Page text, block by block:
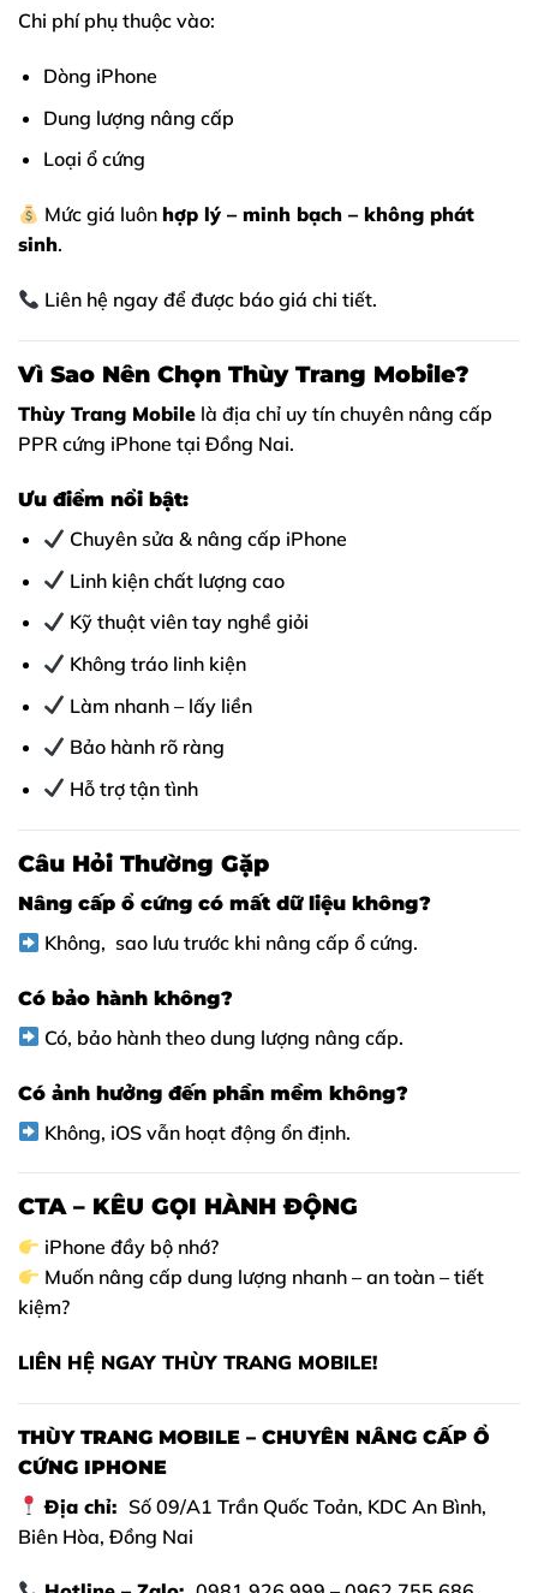
Chi phí phụ thuộc vào:
Dòng iPhone
Dung lượng nâng cấp
Loại ổ cứng
Mức giá luônhợp lý – minh bạch – không phát
sinh.
Liên hệ ngay để được báo giá chi tiết.
Vì Sao Nên Chọn Thùy Trang Mobile?
Thùy Trang Mobile là địa chỉ uy tín chuyên nâng cấp
PPR cứng iPhone tại Đồng Nai.
Ưu điểm nổi bật:
Chuyên sửa & nâng cấp iPhone
Linh kiện chất lượng cao
Kỹ thuật viên tay nghề giỏi
Không tráo linh kiện
Làm nhanh – lấy liền
Bảo hành rõ ràng
Hỗ trợ tận tình
Câu Hỏi Thường Gặp
Nâng cấp ổ cứng có mất dữ liệu không?
Không, sao lưu trước khi nâng cấp ổ cứng.
Có bảo hành không?
Có, bảo hành theo dung lượng nâng cấp.
Có ảnh hưởng đến phần mềm không?
Không, iOS vẫn hoạt động ổn định.
CTA – KÊU GỌI HÀNH ĐỘNG
iPhone đầy bộ nhớ?
Muốn nâng cấp dung lượng nhanh – an toàn – tiết
kiệm?
LIÊN HỆ NGAY THÙY TRANG MOBILE!
THÙY TRANG MOBILE – CHUYÊN NÂNG CẤP Ổ
CỨNG IPHONE
Địa chỉ:Số 09/A1 Trần Quốc Toản, KDC An Bình,
Biên Hòa, Đồng Nai